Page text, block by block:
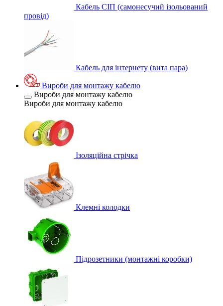
Кабель СІП (самонесучий ізольований
провід)
Кабель для інтернету (вита пара)
Вироби для монтажу кабелю
Вироби для монтажу кабелю
Вироби для монтажу кабелю
Ізоляційна стрічка
Клемні колодки
Підрозетники (монтажні коробки)